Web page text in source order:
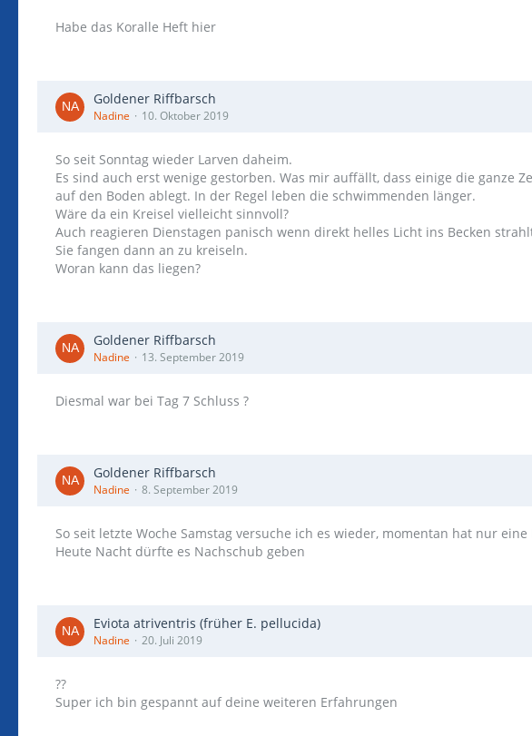
Habe das Koralle Heft hier
Goldener Riffbarsch
Nadine 10. Oktober 2019
So seit Sonntag wieder Larven daheim.
Es sind auch erst wenige gestorben. Was mir auffällt, dass einige die ganze
auf den Boden ablegt. In der Regel leben die schwimmenden länger.
Wäre da ein Kreisel vielleicht sinnvoll?
Auch reagieren Dienstagen panisch wenn direkt helles Licht ins Becken
Sie fangen dann an zu kreiseln.
Woran kann das liegen?
Goldener Riffbarsch
Nadine 13. September 2019
Diesmal war bei Tag 7 Schluss ?
Goldener Riffbarsch
Nadine 8. September 2019
So seit letzte Woche Samstag versuche ich es wieder, momentan hat nur
Heute Nacht dürfte es Nachschub geben
Eviota atriventris (früher E. pellucida)
Nadine 20. Juli 2019
??
Super ich bin gespannt auf deine weiteren Erfahrungen